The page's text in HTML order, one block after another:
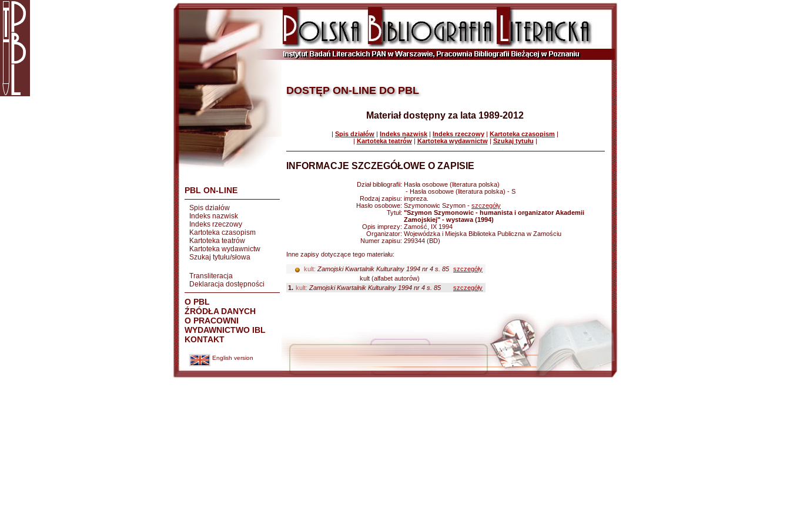
PBL ON-LINE
Spis działów
Indeks nazwisk
Indeks rzeczowy
Kartoteka czasopism
Kartoteka teatrów
Kartoteka wydawnictw
Szukaj tytułu/słowa
Transliteracja
Deklaracja dostępności
O PBL
ŹRÓDŁA DANYCH
O PRACOWNI
WYDAWNICTWO IBL
KONTAKT
English version
DOSTĘP ON-LINE DO PBL
Materiał dostępny za lata 1989-2012
| Spis działów | Indeks nazwisk | Indeks rzeczowy | Kartoteka czasopism |
| Kartoteka teatrów| Kartoteka wydawnictw| Szukaj tytułu |
INFORMACJE SZCZEGÓŁOWE O ZAPISIE
Dział bibliografii: Hasła osobowe (literatura polska)
- Hasła osobowe (literatura polska) - S
Rodzaj zapisu: impreza.
Hasło osobowe: Szymonowic Szymon - szczegóły
Tytuł: "Szymon Szymonowic - humanista i organizator Akademii
Zamojskiej" - wystawa (1994)
Opis imprezy: Zamość, IX 1994
Organizator: Wojewódzka i Miejska Biblioteka Publiczna w Zamościu
Numer zapisu: 299344 (BD)
Inne zapisy dotyczące tego materiału:
kult: Zamojski Kwartalnik Kulturalny 1994 nr 4 s. 85 szczegóły
kult (alfabet autorów)
1. kult: Zamojski Kwartalnik Kulturalny 1994 nr 4 s. 85 szczegóły